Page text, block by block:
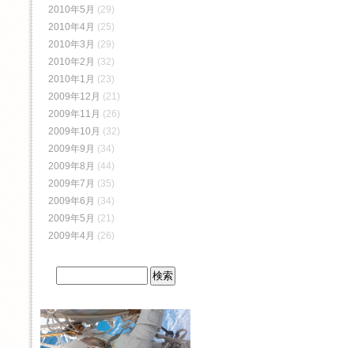
2010年5月 (29)
2010年4月 (25)
2010年3月 (29)
2010年2月 (32)
2010年1月 (23)
2009年12月 (21)
2009年11月 (26)
2009年10月 (32)
2009年9月 (34)
2009年8月 (44)
2009年7月 (35)
2009年6月 (34)
2009年5月 (21)
2009年4月 (26)